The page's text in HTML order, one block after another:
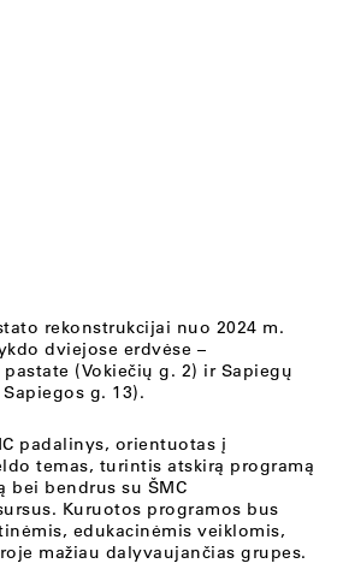
rekonstrukcijai nuo 2024 m.
dviejose erdvėse –
(Vokiečių g. 2) ir Sapiegų
g. 13).
padalinys, orientuotas į
temas, turintis atskirą programą
bei bendrus su ŠMC
Kuruotos programos bus
edukacinėmis veiklomis,
mažiau dalyvaujančias grupes.